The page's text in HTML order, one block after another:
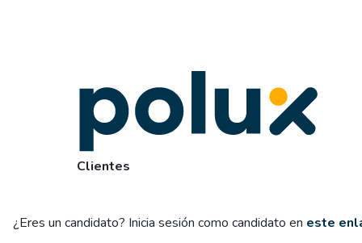
Clientes
¿Eres un candidato? Inicia sesión como candidato en este